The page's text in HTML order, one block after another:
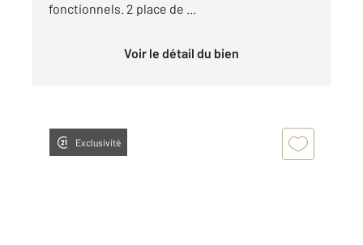
fonctionnels. 2 place de ...
Voir le détail du bien
Exclusivité